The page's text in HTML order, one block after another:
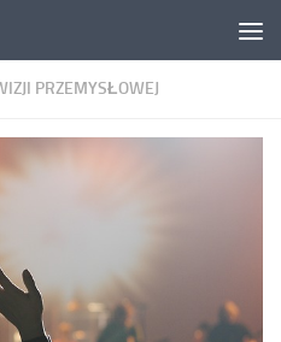
PRZEMYSŁOWEJ